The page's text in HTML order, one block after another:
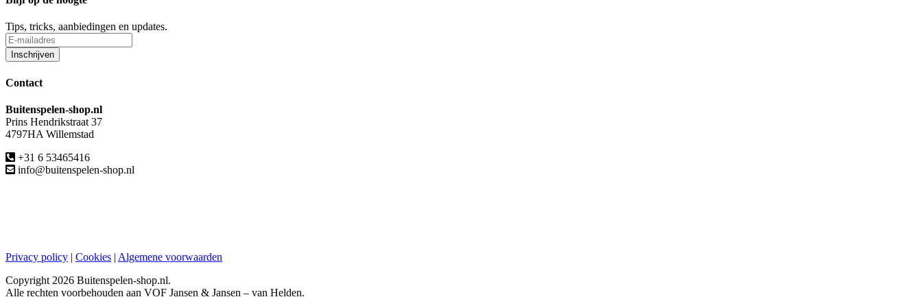
Tips, tricks, aanbiedingen en updates.
Contact
Buitenspelen-shop.nl
Prins Hendrikstraat 37
4797HA Willemstad
+31 6 53465416
info@buitenspelen-shop.nl
Privacy policy | Cookies | Algemene voorwaarden
Copyright 2026 Buitenspelen-shop.nl.
Alle rechten voorbehouden aan VOF Jansen & Jansen – van Helden.